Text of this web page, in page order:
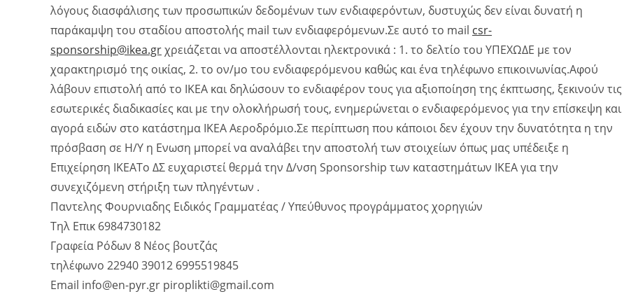
λόγους διασφάλισης των προσωπικών δεδομένων των ενδιαφερόντων, δυστυχώς δεν είναι δυνατή η
παράκαμψη του σταδίου αποστολής mail των ενδιαφερόμενων.Σε αυτό το mail csr-
sponsorship@ikea.grχρειάζεται να αποστέλλονται ηλεκτρονικά : 1. το δελτίο του ΥΠΕΧΩΔΕ με τον
χαρακτηρισμό της οικίας, 2. το ον/μο του ενδιαφερόμενου καθώς και ένα τηλέφωνο επικοινωνίας.Αφού
λάβουν επιστολή από το ΙΚΕΑ και δηλώσουν το ενδιαφέρον τους για αξιοποίηση της έκπτωσης, ξεκινούν τις
εσωτερικές διαδικασίες και με την ολοκλήρωσή τους, ενημερώνεται ο ενδιαφερόμενος για την επίσκεψη και
αγορά ειδών στο κατάστημα ΙΚΕΑ Αεροδρόμιο.Σε περίπτωση που κάποιοι δεν έχουν την δυνατότητα η την
πρόσβαση σε Η/Υ η Ενωση μπορεί να αναλάβει την αποστολή των στοιχείων όπως μας υπέδειξε η
Επιχείρηση ΙΚΕΑΤο ΔΣ ευχαριστεί θερμά την Δ/νση Sponsorship των καταστημάτων IKEA για την
συνεχιζόμενη στήριξη των πληγέντων .
Παντελης Φουρνιαδης Ειδικός Γραμματέας / Υπεύθυνος προγράμματος χορηγιών
Τηλ Επικ 6984730182
Γραφεία Ρόδων 8 Νέος βουτζάς
τηλέφωνο 22940 39012 6995519845
Email info@en-pyr.gr piroplikti@gmail.com